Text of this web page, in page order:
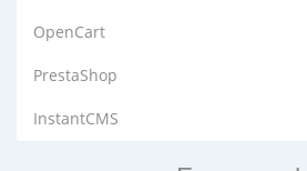
OpenCart
PrestaShop
InstantCMS